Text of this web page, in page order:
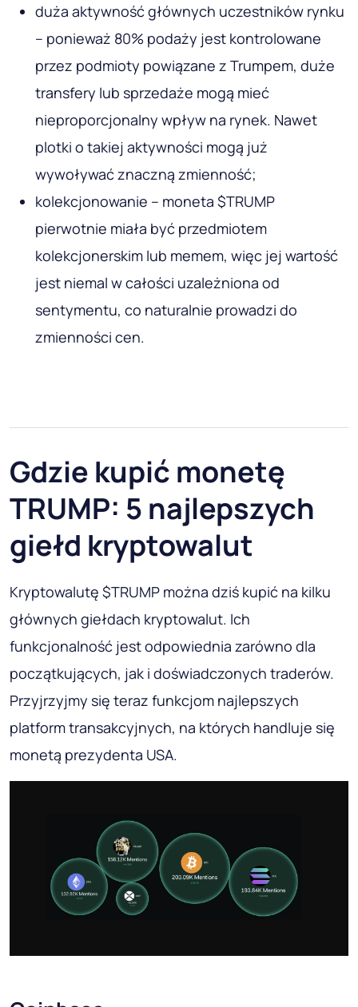
duża aktywność głównych uczestników rynku
– ponieważ 80% podaży jest kontrolowane
przez podmioty powiązane z Trumpem, duże
transfery lub sprzedaże mogą mieć
nieproporcjonalny wpływ na rynek. Nawet
plotki o takiej aktywności mogą już
wywoływać znaczną zmienność;
kolekcjonowanie – moneta $TRUMP
pierwotnie miała być przedmiotem
kolekcjonerskim lub memem, więc jej wartość
jest niemal w całości uzależniona od
sentymentu, co naturalnie prowadzi do
zmienności cen.
Gdzie kupić monetę
TRUMP: 5 najlepszych
giełd kryptowalut
Kryptowalutę $TRUMP można dziś kupić na kilku
głównych giełdach kryptowalut. Ich
funkcjonalność jest odpowiednia zarówno dla
początkujących, jak i doświadczonych traderów.
Przyjrzyjmy się teraz funkcjom najlepszych
platform transakcyjnych, na których handluje się
monetą prezydenta USA.